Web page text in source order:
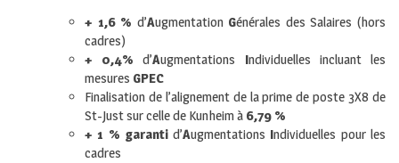
+ 1,6 % d’Augmentation Générales des Salaires (hors
cadres)
+ 0,4% d’Augmentations Individuelles incluant les
mesures GPEC
Finalisation de l’alignement de la prime de poste 3X8 de
St-Just sur celle de Kunheim à 6,79 %
+ 1 % garantid’Augmentations Individuelles pour les
cadres